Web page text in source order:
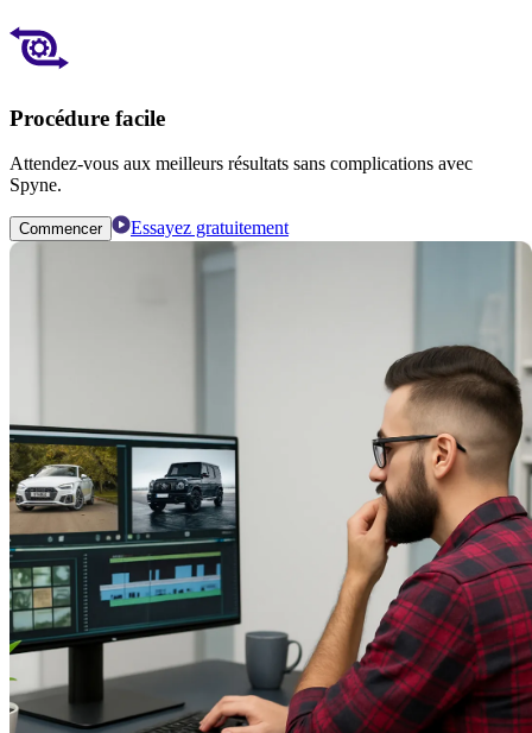
Procédure facile
Attendez-vous aux meilleurs résultats sans complications avec
Spyne.
Commencer Essayez gratuitement